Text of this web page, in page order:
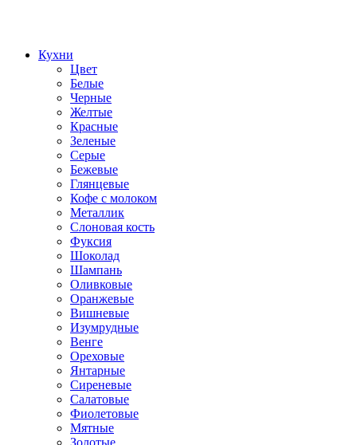
Кухни
Цвет
Белые
Черные
Желтые
Красные
Зеленые
Серые
Бежевые
Глянцевые
Кофе с молоком
Металлик
Слоновая кость
Фуксия
Шоколад
Шампань
Оливковые
Оранжевые
Вишневые
Изумрудные
Венге
Ореховые
Янтарные
Сиреневые
Салатовые
Фиолетовые
Мятные
Золотые